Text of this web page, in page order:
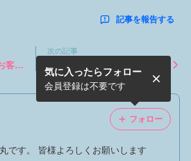
記事を報告する
客様
次の記事
２０２５年3月の上丸はタチ
ウオ&ひとつテンヤ五目釣り
です
です。 皆様よろしくお願いします
気に入ったらフォロー
会員登録は不要です
フォロー